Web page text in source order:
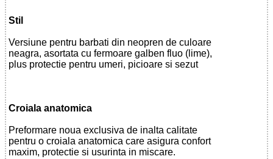
Stil
Versiune pentru barbati din neopren de culoare
neagra, asortata cu fermoare galben fluo (lime),
plus protectie pentru umeri, picioare si sezut
Croiala anatomica
Preformare noua exclusiva de inalta calitate
pentru o croiala anatomica care asigura confort
maxim, protectie si usurinta in miscare.